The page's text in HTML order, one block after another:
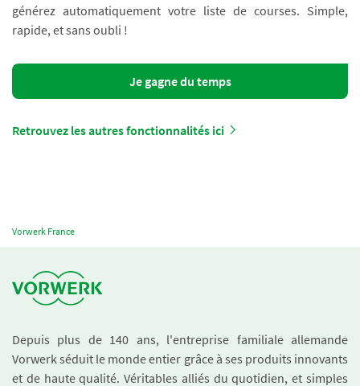
générez automatiquement votre liste de courses. Simple,
rapide, et sans oubli !
Je gagne du temps
Retrouvez les autres fonctionnalités ici
Vorwerk France
Depuis plus de 140 ans, l'entreprise familiale allemande
Vorwerk séduit le monde entier grâce à ses produits innovants
et de haute qualité. Véritables alliés du quotidien, et simples